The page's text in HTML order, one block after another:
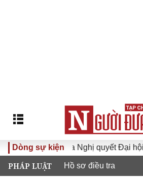
Dòng sự kiện
XVI Đưa Nghị quyết Đại hội Đảng
PHÁP LUẬT Hồ sơ điều tra